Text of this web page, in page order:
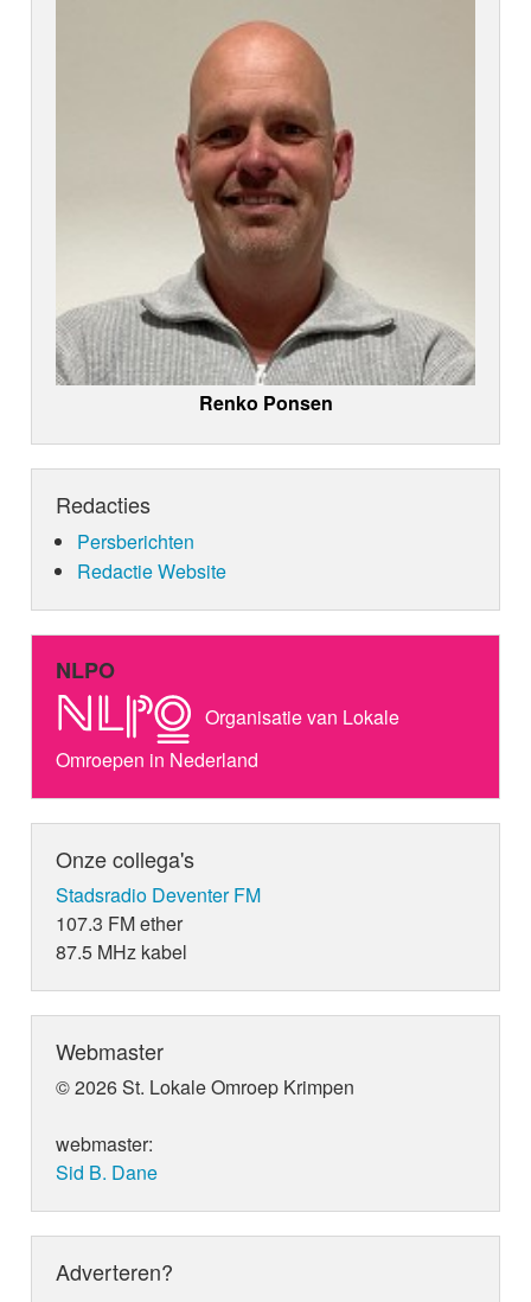
Renko Ponsen
Redacties
Persberichten
Redactie Website
NLPO
Organisatie van Lokale
Omroepen in Nederland
Onze collega's
Stadsradio Deventer FM
107.3 FM ether
87.5 MHz kabel
Webmaster
© 2026 St. Lokale Omroep Krimpen
webmaster:
Sid B. Dane
Adverteren?